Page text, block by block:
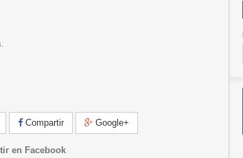
Compartir Google+
en Facebook